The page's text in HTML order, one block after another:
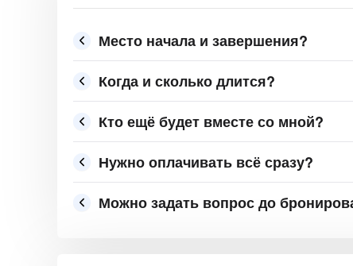
Место начала и завершения?
Когда и сколько длится?
Кто ещё будет вместе со мной?
Нужно оплачивать всё сразу?
Можно задать вопрос до